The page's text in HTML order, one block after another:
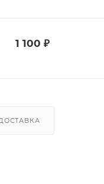
1 100 ₽